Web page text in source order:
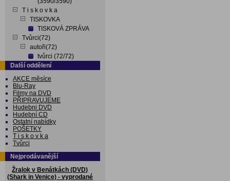
T i s k o v k a
TISKOVKA
TISKOVÁ ZPRÁVA
Tvůrci(72)
autoři(72)
tvůrci (72/72)
Další oddělení
AKCE měsíce
Blu-Ray
Filmy na DVD
PŘIPRAVUJEME
Hudebni DVD
Hudební CD
Ostatní nabídky
POŠETKY
T i s k o v k a
Tvůrci
Nejprodávanější
Žralok v Benátkách (DVD)
(Shark in Venice) - vyprodané